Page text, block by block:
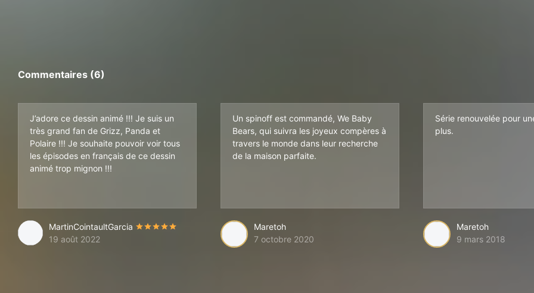
Commentaires (6)
J’adore ce dessin animé !!! Je suis un
très grand fan de Grizz, Panda et
Polaire !!! Je souhaite pouvoir voir tous
les épisodes en français de ce dessin
animé trop mignon !!!
MartinCointaultGarcia
19 août 2022
Un spinoff est commandé, We Baby
Bears, qui suivra les joyeux compères à
travers le monde dans leur recherche
de la maison parfaite.
Maretoh
7 octobre 2020
Série renouvelée pour
plus.
Maretoh
9 mars 2018